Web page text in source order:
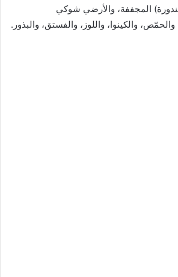
المجففة، والأرضي شوكي
والكينوا، واللوز، والفستق، والبذور.